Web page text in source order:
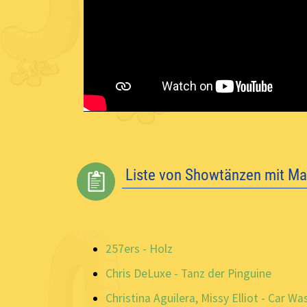
Liste von Showtänzen mit
257ers - Holz
Chris DeLuxe - Tanz der Pinguine
Christina Aguilera, Missy Elliot - Car